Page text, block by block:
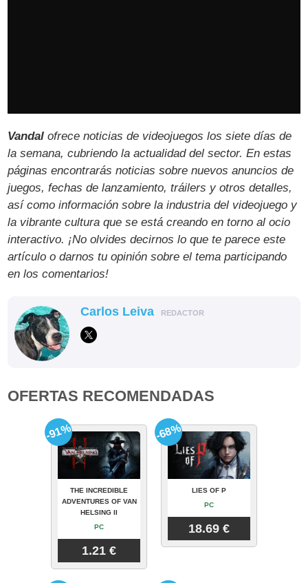
Vandal ofrece noticias de videojuegos los siete días de
la semana, cubriendo la actualidad del sector. En estas
páginas encontrarás noticias sobre nuevos anuncios de
juegos, fechas de lanzamiento, tráilers y otros detalles,
así como información sobre la industria del videojuego y
la vibrante cultura que se está creando en torno al ocio
interactivo. ¡No olvides decirnos lo que te parece este
artículo o darnos tu opinión sobre el tema participando
en los comentarios!
Carlos Leiva REDACTOR
OFERTAS RECOMENDADAS
THE INCREDIBLE
ADVENTURES OF VAN
HELSING II
PC
1.21 €
-91%
LIES OF P
PC
18.69 €
-68%